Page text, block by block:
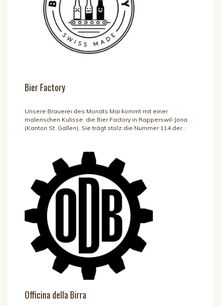
Bier Factory
Unsere Brauerei des Monats Mai kommt mit einer
malerischen Kulisse: die Bier Factory in Rapperswil-Jona
(Kanton St. Gallen). Sie trägt stolz die Nummer 114 der...
Officina della Birra